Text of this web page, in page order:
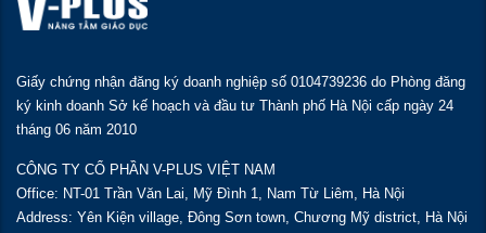
Giấy chứng nhận đăng ký doanh nghiệp số 0104739236 do Phòng đăng
ký kinh doanh Sở kế hoạch và đầu tư Thành phố Hà Nội cấp ngày 24
tháng 06 năm 2010
CÔNG TY CỔ PHẦN V-PLUS VIỆT NAM
Office: NT-01 Trần Văn Lai, Mỹ Đình 1, Nam Từ Liêm, Hà Nội
Address: Yên Kiện village, Đông Sơn town, Chương Mỹ district, Hà Nội